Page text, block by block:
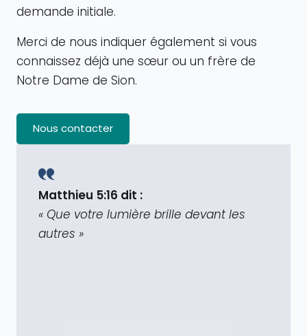
demande initiale.
Merci de nous indiquer également si vous
connaissez déjà une sœur ou un frère de
Notre Dame de Sion.
Nous contacter
Matthieu 5:16 dit :
« Que votre lumière brille devant les
autres »